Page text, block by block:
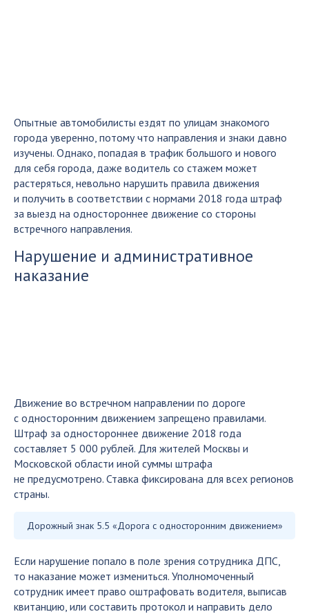
Опытные автомобилисты ездят по улицам знакомого
города уверенно, потому что направления и знаки давно
изучены. Однако, попадая в трафик большого и нового
для себя города, даже водитель со стажем может
растеряться, невольно нарушить правила движения
и получить в соответствии с нормами 2018 года штраф
за выезд на одностороннее движение со стороны
встречного направления.
Нарушение и административное
наказание
Движение во встречном направлении по дороге
с односторонним движением запрещено правилами.
Штраф за одностороннее движение 2018 года
составляет 5 000 рублей. Для жителей Москвы и
Московской области иной суммы штрафа
не предусмотрено. Ставка фиксирована для всех регионов
страны.
Дорожный знак 5.5 «Дорога с односторонним движением»
Если нарушение попало в поле зрения сотрудника ДПС,
то наказание может измениться. Уполномоченный
сотрудник имеет право оштрафовать водителя, выписав
квитанцию, или составить протокол и направить дело